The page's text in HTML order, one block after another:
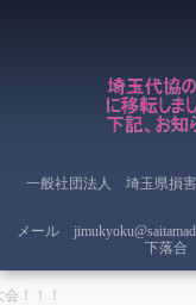
一般社団法人 埼玉県損
メール
下落合
！！！